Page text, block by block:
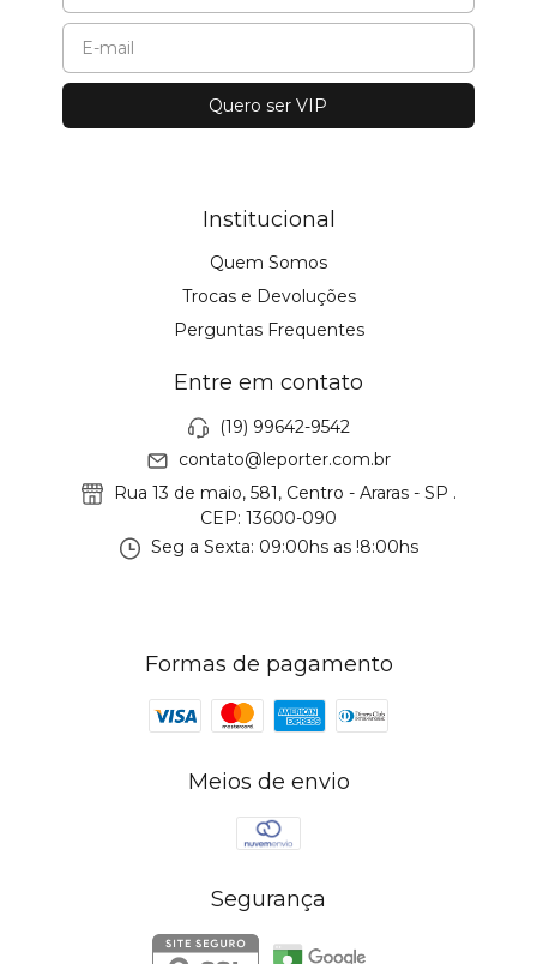
Institucional
Quem Somos
Trocas e Devoluções
Perguntas Frequentes
Entre em contato
(19) 99642-9542
contato@leporter.com.br
Rua 13 de maio, 581, Centro - Araras - SP .
CEP: 13600-090
Seg a Sexta: 09:00hs as !8:00hs
Formas de pagamento
Meios de envio
Segurança